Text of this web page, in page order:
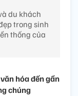
du khách
trong sinh
thống của
hóa đến gần
chúng